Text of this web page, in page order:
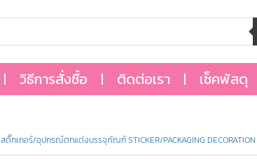
วิธีการสั่งซื้อ ติดต่อเรา เช็คพัสดุ
สติ๊กเกอร์/อุปกรณ์ตกแต่งบรรจุภัณฑ์ STICKER/PACKAGING DECORATION